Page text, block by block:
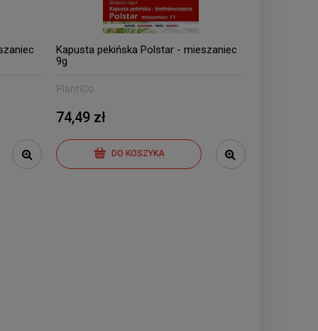
Kapusta pekińska Polstar - mieszaniec
9g
PlantiCo
74,49 zł
DO KOSZYKA